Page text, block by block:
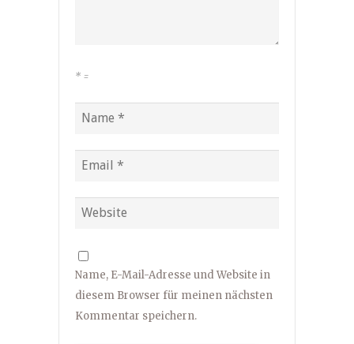
* =
Name, E-Mail-Adresse und Website in
diesem Browser für meinen nächsten
Kommentar speichern.